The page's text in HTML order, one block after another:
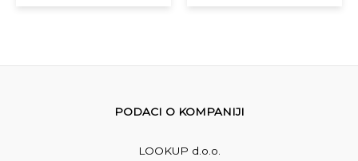
PODACI O KOMPANIJI
LOOKUP d.o.o.